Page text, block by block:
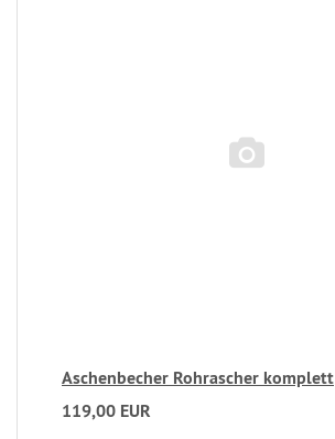
Aschenbecher Rohrascher komplett
119,00 EUR